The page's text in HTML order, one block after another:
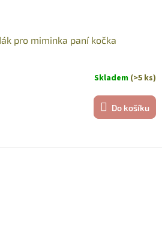
pro miminka paní kočka
Skladem (>5 ks)
Do košíku